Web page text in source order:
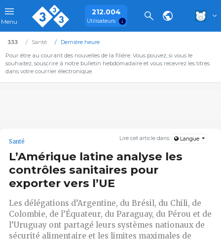
Menu
212.004
Utilisateurs
333 Santé
Dernière heure
Pour être au courant des nouvelles de la filière. Vous pouvez, si vous le
souhaitez, souscrire à notre bulletin hebdomadaire et vous recevrez les titres
dans votre courrier électronique.
Lire cet article dans: Langue
Santé
L’Amérique latine analyse les
contrôles sanitaires pour
exporter vers l’UE
Les délégations d’Argentine, du Brésil, du Chili, de
Colombie, de l’Équateur, du Paraguay, du Pérou et de
l’Uruguay ont partagé leurs systèmes nationaux de
sécurité alimentaire et les limites maximales de